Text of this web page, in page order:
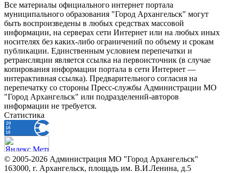
Все материалы официального интернет портала
муниципального образования "Город Архангельск" могут
быть воспроизведены в любых средствах массовой
информации, на серверах сети Интернет или на любых иных
носителях без каких-либо ограничений по объему и срокам
публикации. Единственным условием перепечатки и
ретрансляции является ссылка на первоисточник (в случае
копирования информации портала в сети Интернет —
интерактивная ссылка). Предварительного согласия на
перепечатку со стороны Пресс-службы Администрации МО
"Город Архангельск" или подразделений-авторов
информации не требуется.
Статистика
© 2005-2026 Администрация МО "Город Архангельск"
163000, г. Архангельск, площадь им. В.И.Ленина, д.5